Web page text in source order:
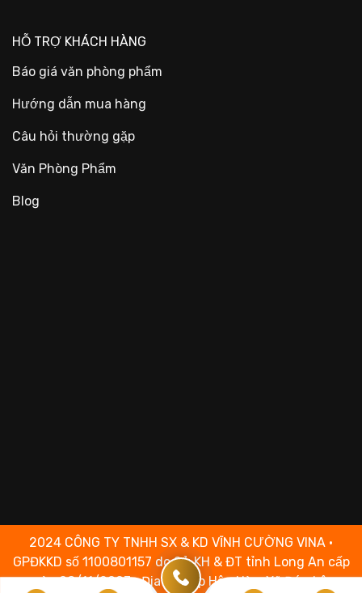
HỖ TRỢ KHÁCH HÀNG
Báo giá văn phòng phẩm
Hướng dẫn mua hàng
Câu hỏi thường gặp
Văn Phòng Phẩm
Blog
2024 CÔNG TY TNHH SX & KD VĨNH CƯỜNG VINA •
GPĐKKD số 1100801157 do Sở KH & ĐT tỉnh Long An cấp
ngày 08/11/2007 • Địa chỉ: Ấp Hậu Hòa, Xã Đức Lập,